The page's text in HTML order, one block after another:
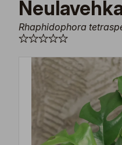
Rhaphidophora